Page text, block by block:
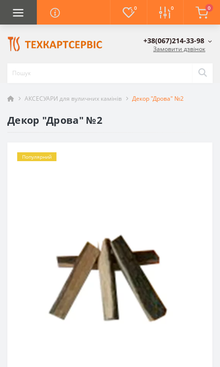
0 0 0
+38(067)214-33-98
Замовити дзвінок
АКСЕСУАРИ для вуличних камінів Декор "Дрова" №2
Декор "Дрова" №2
Популярний